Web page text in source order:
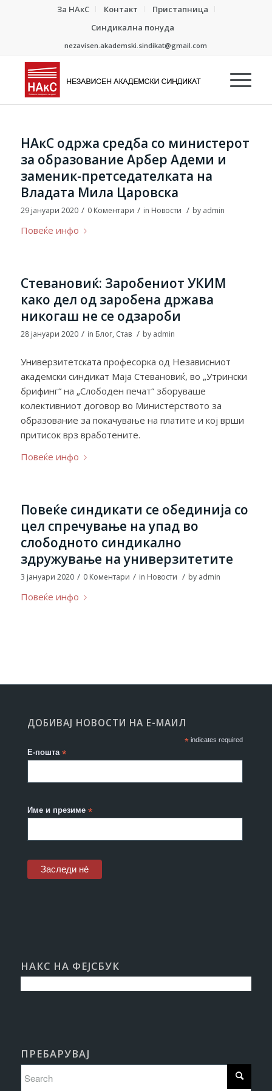
За НАкС Контакт
Пристапница
Синдикална понуда
nezavisen.akademski.sindikat@gmail.com
НАкС одржа средба со министерот
за образование Арбер Адеми и
заменик-претседателката на
Владата Мила Царовска
29 јануари 2020 / 0 Коментари / in Новости / by admin
Повеќе инфо
Стевановиќ: Заробениот УКИМ
како дел од заробена држава
никогаш не се одзароби
28 јануари 2020 / in Блог, Став / by admin
Универзитетската професорка од Независниот
академски синдикат Маја Стевановиќ, во „Утрински
брифинг“ на „Слободен печат“ зборуваше
колективниот договор во Министерството за
образование за покачување на платите и кој врши
притисок врз вработените.
Повеќе инфо
Повеќе синдикати се обединија со
цел спречување на упад во
слободното синдикално
здружување на универзитетите
3 јануари 2020 / 0 Коментари / in Новости / by admin
Повеќе инфо
ДОБИВАЈ НОВОСТИ НА Е-МАИЛ
*indicates required
Е-пошта*
Име и презиме*
НАКС НА ФЕЈСБУК
ПРЕБАРУВАЈ